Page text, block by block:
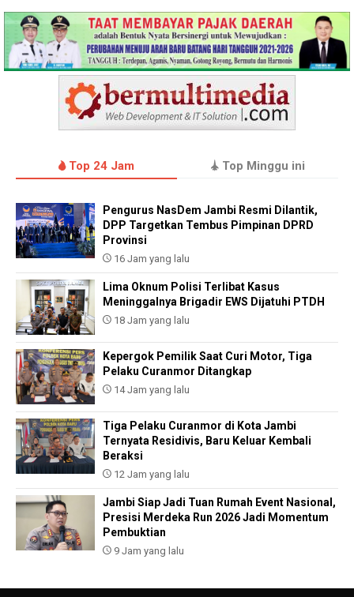
Top 24 Jam Top Minggu ini
Pengurus NasDem Jambi Resmi Dilantik,
DPP Targetkan Tembus Pimpinan DPRD
Provinsi
16 Jam yang lalu
Lima Oknum Polisi Terlibat Kasus
Meninggalnya Brigadir EWS Dijatuhi PTDH
18 Jam yang lalu
Kepergok Pemilik Saat Curi Motor, Tiga
Pelaku Curanmor Ditangkap
14 Jam yang lalu
Tiga Pelaku Curanmor di Kota Jambi
Ternyata Residivis, Baru Keluar Kembali
Beraksi
12 Jam yang lalu
Jambi Siap Jadi Tuan Rumah Event Nasional,
Presisi Merdeka Run 2026 Jadi Momentum
Pembuktian
9 Jam yang lalu